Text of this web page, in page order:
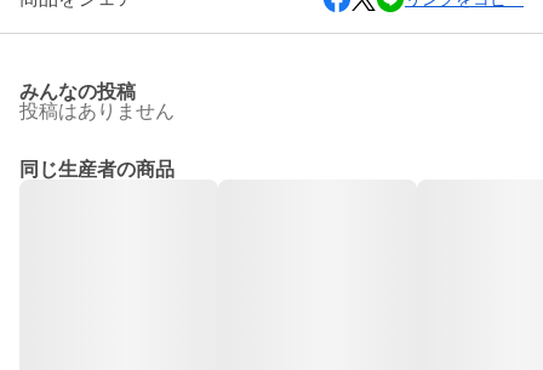
みんなの投稿
投稿はありません
同じ生産者の商品